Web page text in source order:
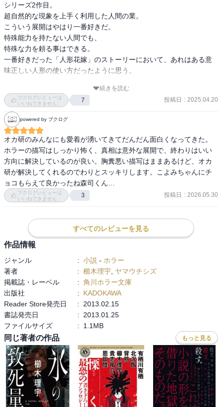
シリーズ2作目。
超自然的な現象を上手く利用した人間の業。
こういう展開はやはり一番好きだ。
特殊能力を持たない人間でも、
特殊な力を頼る事はできる。
一番好きだった「人形花嫁」のストーリーにおいて、あれはある意
味正しい人形の使い方だったように思う。
正に因果応報な結末は思わず北叟笑んでしまった。
森司とこよみの関係がすこーしずつ動き始めているのもまた一興。
続きを読む
ブクログレビューは
いいねできません
7 投稿日 : 2025.04.20
powered by ブクログ
オカ研のみんなにも愛着が湧いてきてだんだん面白くなってきた。
ホラーの描写はしっかり怖く、真相は意外な展開で、終わりはいい
方向に解決しているのが良い。胸糞悪い描写はままあるけど、オカ
研が解決してくれるのでわりとスッキリします。こよみちゃんにチ
ョコもらえて良かったね森司くん…
ブクログレビューは
いいねできません
3 投稿日 : 2026.05.30
すべてのレビューを見る
作品情報
ジャンル : 小説 - ホラー
著者
: 櫛木理宇 ヤマウチシズ
掲載誌・レーベル
: 角川ホラー文庫
出版社
:
KADOKAWA
Reader Store発売日
:
2013.02.15
書誌発売日
:
2013.01.25
ファイルサイズ
: 1.1MB
同じ著者の作品 もっと見る